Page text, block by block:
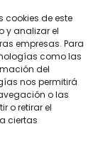
cookies de este
y analizar el
empresas. Para
como las
del
nos permitirá
o las
o retirar el
ciertas
–Trabaja con
2900€ para
Programa de